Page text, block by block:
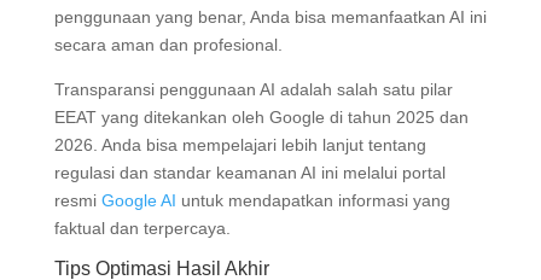
penggunaan yang benar, Anda bisa memanfaatkan AI ini
secara aman dan profesional.
Transparansi penggunaan AI adalah salah satu pilar
EEAT yang ditekankan oleh Google di tahun 2025 dan
2026. Anda bisa mempelajari lebih lanjut tentang
regulasi dan standar keamanan AI ini melalui portal
resmi Google AI untuk mendapatkan informasi yang
faktual dan terpercaya.
Tips Optimasi Hasil Akhir